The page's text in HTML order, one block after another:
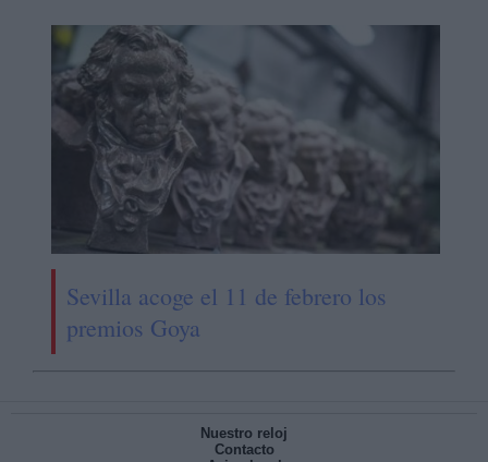
Sevilla acoge el 11 de febrero los
premios Goya
Nuestro reloj
Contacto